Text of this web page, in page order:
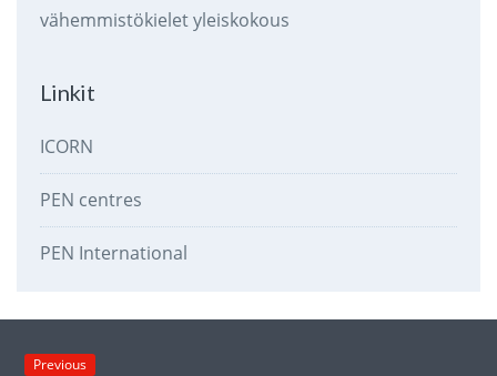
vähemmistökieletyleiskokous
Linkit
ICORN
PEN centres
PEN International
Previous